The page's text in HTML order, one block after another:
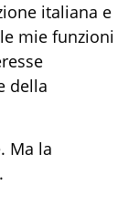
italiana e
mie funzioni
della
Ma la